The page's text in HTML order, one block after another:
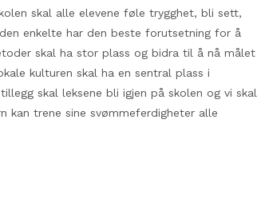
skal alle elevene føle trygghet, bli sett,
enkelte har den beste forutsetning for å
skal ha stor plass og bidra til å nå målet
kulturen skal ha en sentral plass i
skal leksene bli igjen på skolen og vi skal
kan trene sine svømmeferdigheter alle